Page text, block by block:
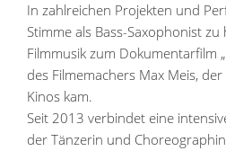
In zahlreichen Projekten und
Stimme als Bass-Saxophonist
Filmmusik zum Dokumentarfilm
des Filmemachers Max Meis,
Kinos kam.
Seit 2013 verbindet eine
der Tänzerin und